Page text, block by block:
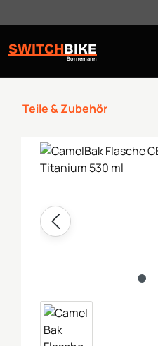
SWITCHBIKE
Bornemann
Teile & Zubehör
Bildergalerie überspringen